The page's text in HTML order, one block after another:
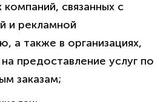
связанных с
и рекламной
а также в организациях,
предоставление услуг по
заказам;